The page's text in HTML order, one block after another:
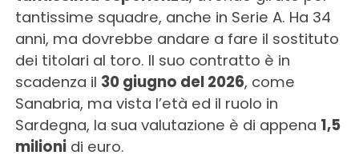
tantissime squadre, anche in Serie A. Ha 34
anni, ma dovrebbe andare a fare il sostituto
dei titolari al toro. Il suo contratto è in
scadenza il 30 giugno del 2026, come
Sanabria, ma vista l’età ed il ruolo in
Sardegna, la sua valutazione è di appena 1,5
milionidi euro.